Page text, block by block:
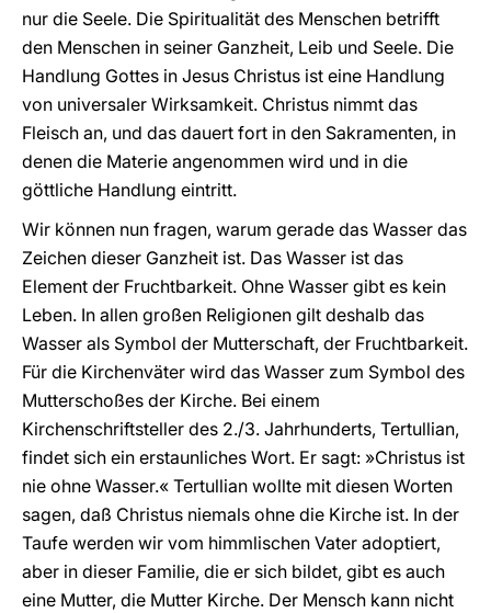
nur die Seele. Die Spiritualität des Menschen betrifft
den Menschen in seiner Ganzheit, Leib und Seele. Die
Handlung Gottes in Jesus Christus ist eine Handlung
von universaler Wirksamkeit. Christus nimmt das
Fleisch an, und das dauert fort in den Sakramenten, in
denen die Materie angenommen wird und in die
göttliche Handlung eintritt.
Wir können nun fragen, warum gerade das Wasser das
Zeichen dieser Ganzheit ist. Das Wasser ist das
Element der Fruchtbarkeit. Ohne Wasser gibt es kein
Leben. In allen großen Religionen gilt deshalb das
Wasser als Symbol der Mutterschaft, der Fruchtbarkeit.
Für die Kirchenväter wird das Wasser zum Symbol des
Mutterschoßes der Kirche. Bei einem
Kirchenschriftsteller des 2./3. Jahrhunderts, Tertullian,
findet sich ein erstaunliches Wort. Er sagt: »Christus ist
nie ohne Wasser.« Tertullian wollte mit diesen Worten
sagen, daß Christus niemals ohne die Kirche ist. In der
Taufe werden wir vom himmlischen Vater adoptiert,
aber in dieser Familie, die er sich bildet, gibt es auch
eine Mutter, die Mutter Kirche. Der Mensch kann nicht